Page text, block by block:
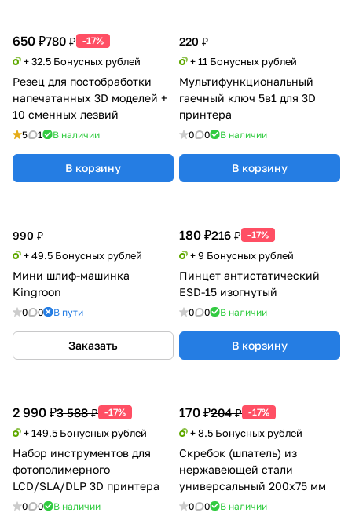
650 ₽780 ₽ -17%
+ 32.5 Бонусных рублей
Резец для постобработки
напечатанных 3D моделей +
10 сменных лезвий
5 1 В наличии
В корзину
220 ₽
+ 11 Бонусных рублей
Мультифункциональный
гаечный ключ 5в1 для 3D
принтера
0 0 В наличии
В корзину
180 ₽216 ₽ -17%
+ 9 Бонусных рублей
Пинцет антистатический
ESD-15 изогнутый
0 0 В наличии
В корзину
2 990 ₽3 588 ₽ -17%
+ 149.5 Бонусных рублей
Набор инструментов для
фотополимерного
LCD/SLA/DLP 3D принтера
0 0 В наличии
170 ₽204 ₽ -17%
+ 8.5 Бонусных рублей
Скребок (шпатель) из
нержавеющей стали
универсальный 200x75 мм
0 0 В наличии
990 ₽
+ 49.5 Бонусных рублей
Мини шлиф-машинка
Kingroon
0 0 В пути
Заказать